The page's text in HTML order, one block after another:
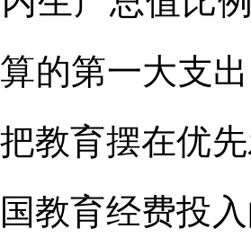
的第一大支
教育摆在优
教育经费投